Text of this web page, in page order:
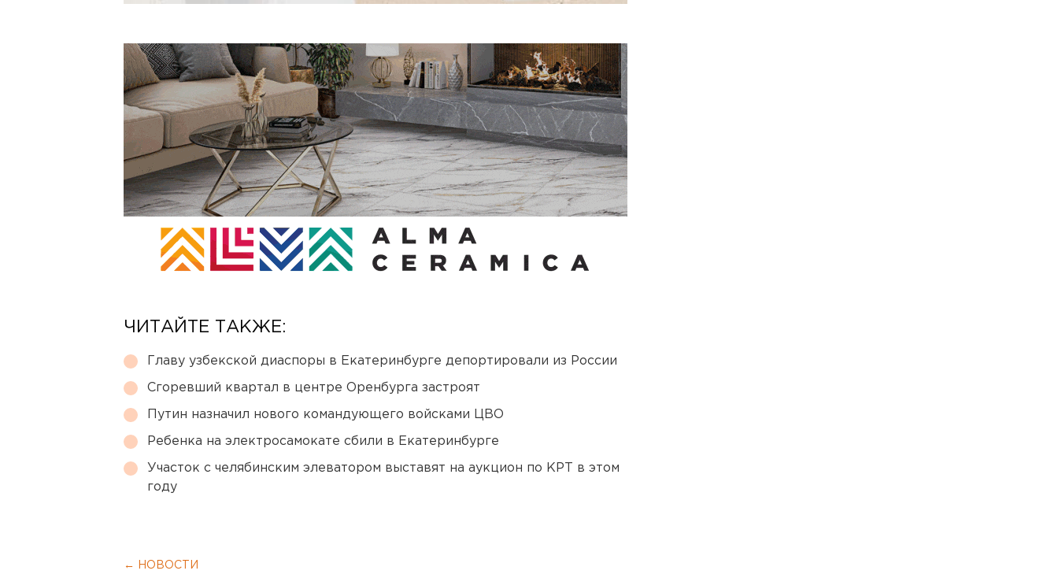
ЧИТАЙТЕ ТАКЖЕ:
Главу узбекской диаспоры в Екатеринбурге депортировали из России
Сгоревший квартал в центре Оренбурга застроят
Путин назначил нового командующего войсками ЦВО
Ребенка на электросамокате сбили в Екатеринбурге
Участок с челябинским элеватором выставят на аукцион по КРТ в этом
году
← НОВОСТИ